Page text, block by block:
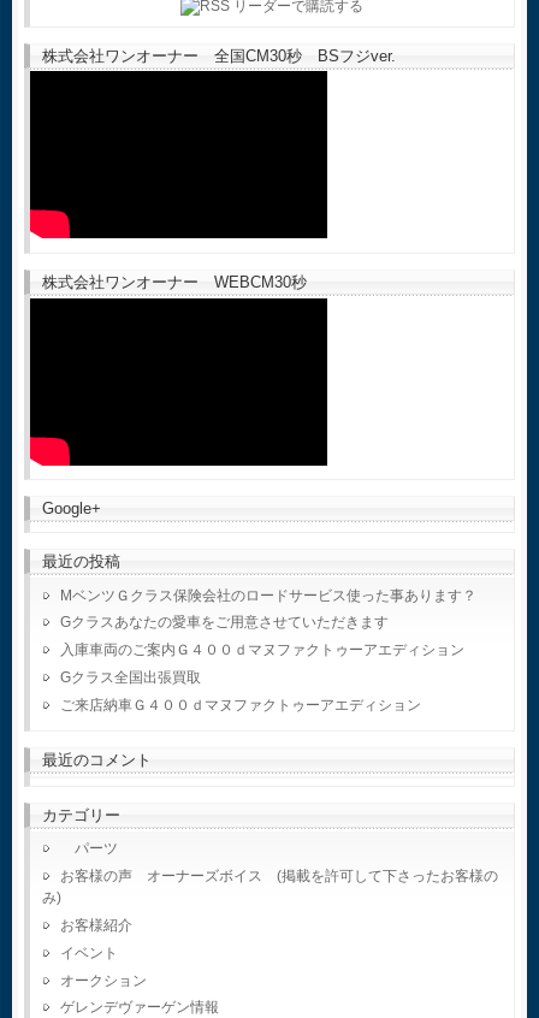
株式会社ワンオーナー 全国CM30秒 BSフジver.
株式会社ワンオーナー WEBCM30秒
Google+
最近の投稿
MベンツＧクラス保険会社のロードサービス使った事あります？
Gクラスあなたの愛車をご用意させていただきます
入庫車両のご案内Ｇ４００ｄマヌファクトゥーアエディション
Gクラス全国出張買取
ご来店納車Ｇ４００ｄマヌファクトゥーアエディション
最近のコメント
カテゴリー
パーツ
お客様の声 オーナーズボイス (掲載を許可して下さったお客様の
み)
お客様紹介
イベント
オークション
ゲレンデヴァーゲン情報